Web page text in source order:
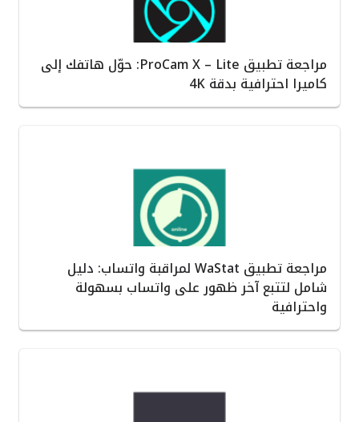
مراجعة تطبيق ProCam X – Lite: حوّل هاتفك إلى
كاميرا احترافية بدقة 4K
مراجعة تطبيق WaStat لمراقبة واتساب: دليل
شامل لتتبع آخر ظهور على واتساب بسهولة
واحترافية